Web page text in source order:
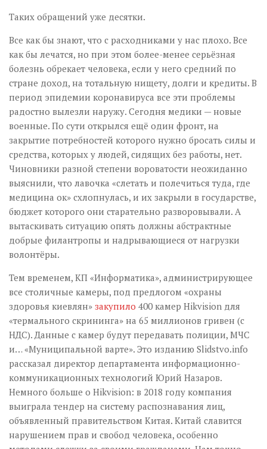
Таких обращений уже десятки.
Все как бы знают, что с расходниками у нас плохо. Все
как бы лечатся, но при этом более-менее серьёзная
болезнь обрекает человека, если у него средний по
стране доход, на тотальную нищету, долги и кредиты. В
период эпидемии коронавируса все эти проблемы
радостно вылезли наружу. Сегодня медики — новые
военные. По сути открылся ещё один фронт, на
закрытие потребностей которого нужно бросать силы и
средства, которых у людей, сидящих без работы, нет.
Чиновники разной степени вороватости неожиданно
выяснили, что лавочка «слетать и полечиться туда, где
медицина ок» схлопнулась, и их закрыли в государстве,
бюджет которого они старательно разворовывали. А
вытаскивать ситуацию опять должны абстрактные
добрые филантропы и надрывающиеся от нагрузки
волонтёры.
Тем временем, КП «Информатика», администрирующее
все столичные камеры, под предлогом «охраны
здоровья киевлян» закупило 400 камер Hikvision для
«термального скрининга» на 65 миллионов гривен (с
НДС). Данные с камер будут передавать полиции, МЧС
и… «Муниципальной варте». Это изданию Slidstvo.info
рассказал директор департамента информационно-
коммуникационных технологий Юрий Назаров.
Немного больше о Hikvision: в 2018 году компания
выиграла тендер на систему распознавания лиц,
объявленный правительством Китая. Китай славится
нарушением прав и свобод человека, особенно